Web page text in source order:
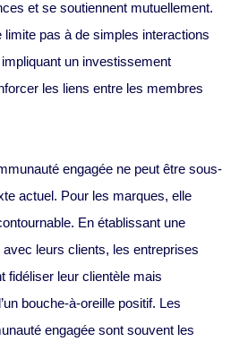
et se soutiennent mutuellement.
pas à de simples interactions
un investissement
les liens entre les membres
engagée ne peut être sous-
actuel. Pour les marques, elle
En établissant une
leurs clients, les entreprises
fidéliser leur clientèle mais
bouche-à-oreille positif. Les
engagée sont souvent les